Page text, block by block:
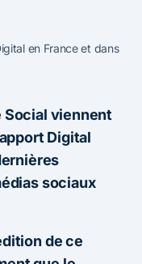
en France et dans
Social viennent
Digital
sociaux
de ce